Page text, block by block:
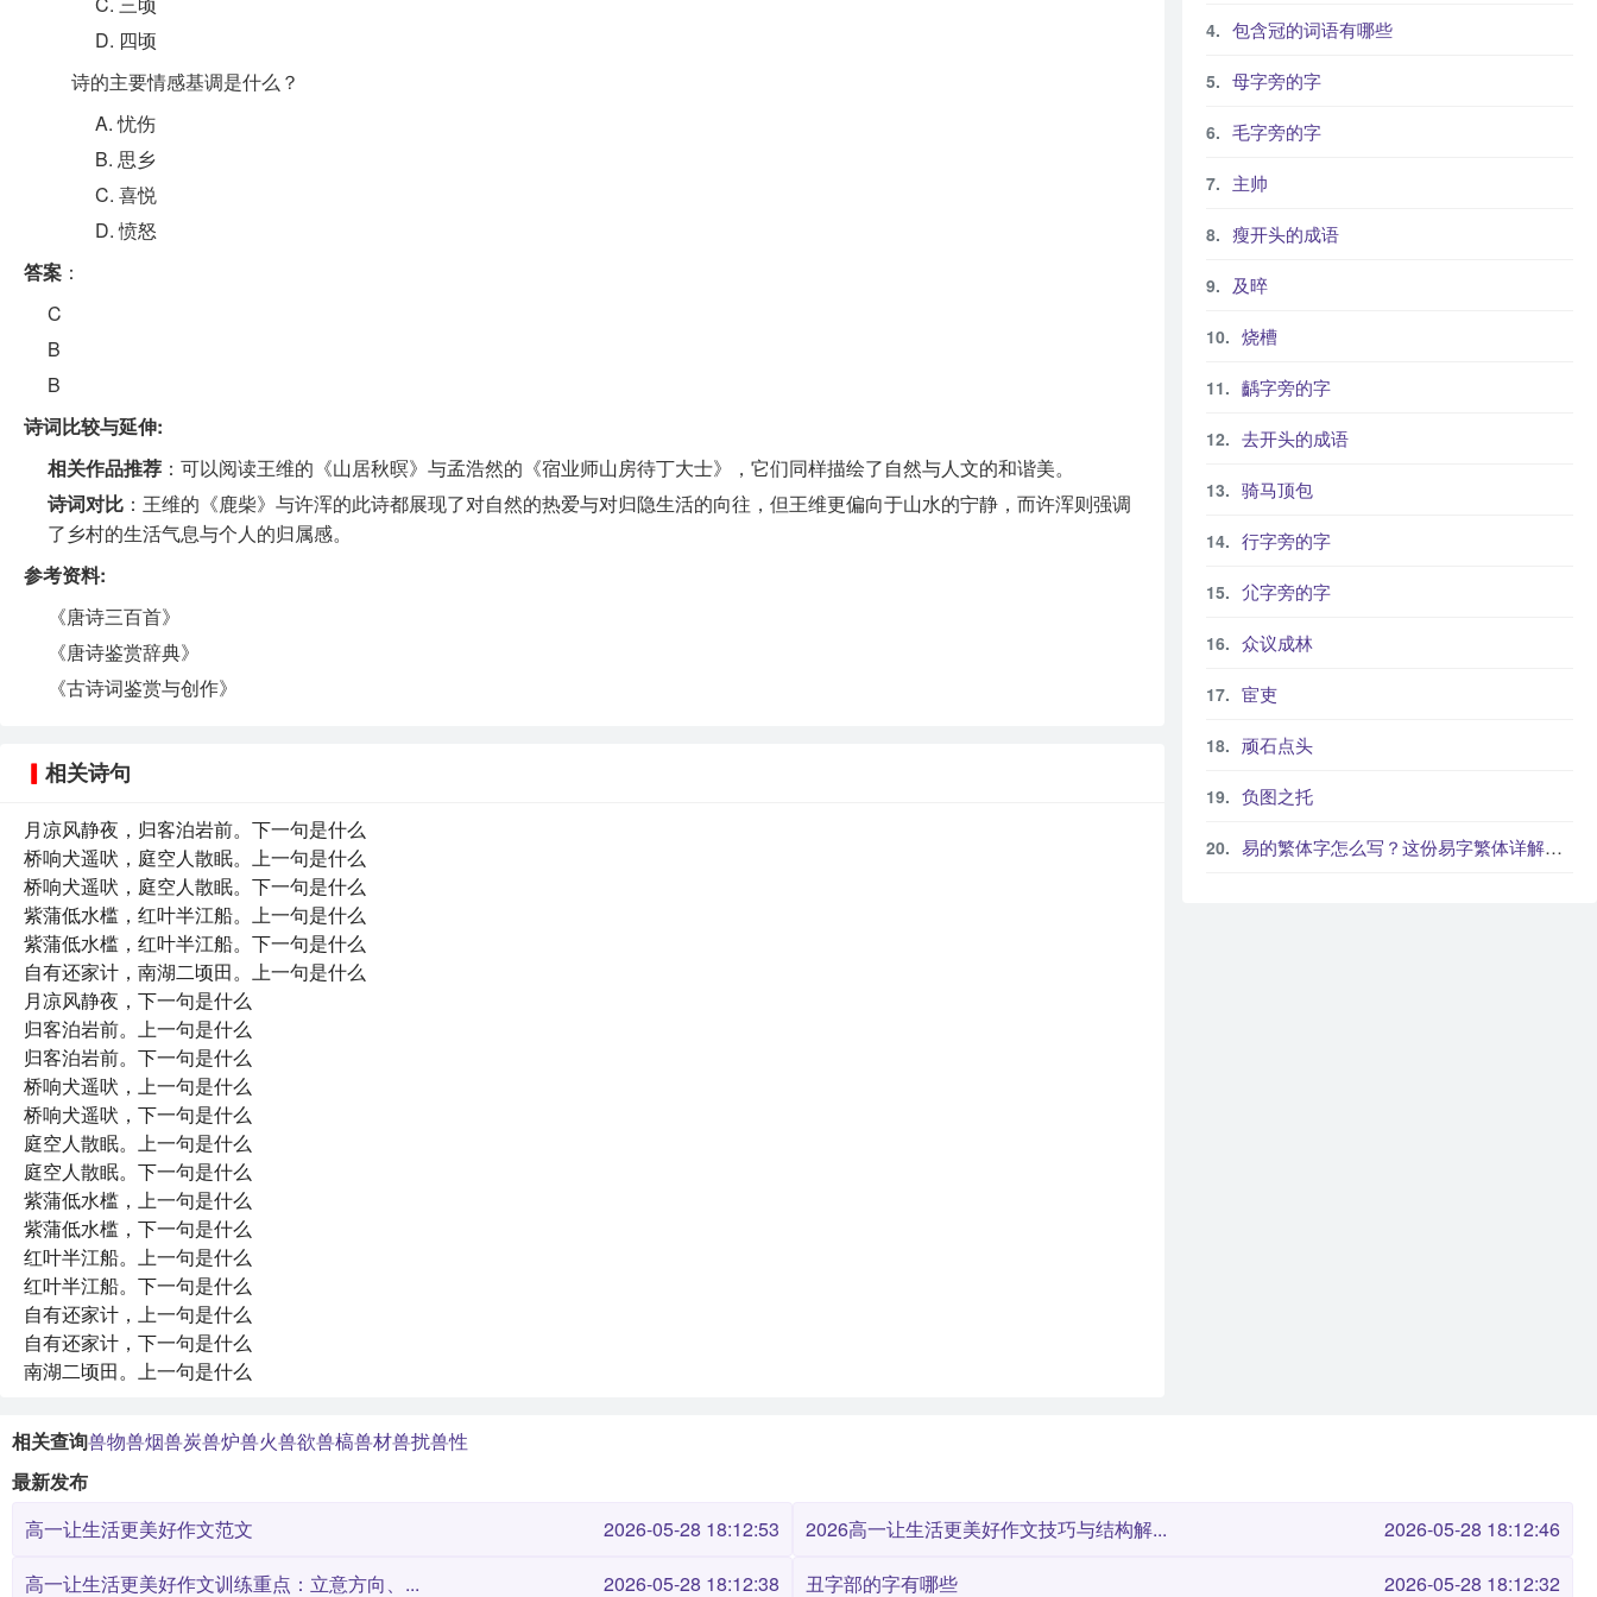
D. 四顷
诗的主要情感基调是什么？
A. 忧伤
B. 思乡
C. 喜悦
D. 愤怒
答案 ：
C
B
B
诗词比较与延伸:
相关作品推荐 ：可以阅读王维的《山居秋暝》与孟浩然的《宿业师山房待丁大士》，它们同样描绘了自然与人文的和谐美。
诗词对比 ：王维的《鹿柴》与许浑的此诗都展现了对自然的热爱与对归隐生活的向往，但王维更偏向于山水的宁静，而许浑则强调
了乡村的生活气息与个人的归属感。
参考资料:
《唐诗三百首》
《唐诗鉴赏辞典》
《古诗词鉴赏与创作》
相关诗句
月凉风静夜，归客泊岩前。下一句是什么
桥响犬遥吠，庭空人散眠。上一句是什么
桥响犬遥吠，庭空人散眠。下一句是什么
紫蒲低水槛，红叶半江船。上一句是什么
紫蒲低水槛，红叶半江船。下一句是什么
自有还家计，南湖二顷田。上一句是什么
月凉风静夜，下一句是什么
归客泊岩前。上一句是什么
归客泊岩前。下一句是什么
桥响犬遥吠，上一句是什么
桥响犬遥吠，下一句是什么
庭空人散眠。上一句是什么
庭空人散眠。下一句是什么
紫蒲低水槛，上一句是什么
紫蒲低水槛，下一句是什么
红叶半江船。上一句是什么
红叶半江船。下一句是什么
自有还家计，上一句是什么
自有还家计，下一句是什么
南湖二顷田。上一句是什么
包含冠的词语有哪些
母字旁的字
毛字旁的字
主帅
瘦开头的成语
及晬
烧槽
齲字旁的字
去开头的成语
骑马顶包
行字旁的字
尣字旁的字
众议成林
宦吏
顽石点头
负图之托
易的繁体字怎么写？这份易字繁体详解，助你正确书写汉字_汉字繁体学习
相关查询兽物兽烟兽炭兽炉兽火兽欲兽槁兽材兽扰兽性
最新发布
高一让生活更美好作文范文
2026-05-28 18:12:53 2026高一让生活更美好作文技巧与结构解...
2026-05-28 18:12:46
高一让生活更美好作文训练重点：立意方向、...
2026-05-28 18:12:38 丑字部的字有哪些 2026-05-28 18:12:32